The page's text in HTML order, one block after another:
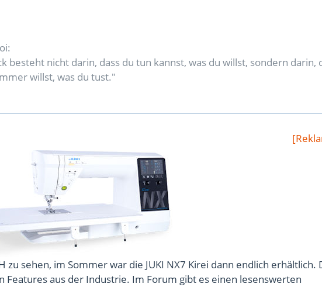
besteht nicht darin, dass du tun kannst, was du willst, sondern darin,
willst, was du tust."
sehen, im Sommer war die JUKI NX7 Kirei dann endlich erhältlich.
aus der Industrie. Im Forum gibt es einen lesenswerten